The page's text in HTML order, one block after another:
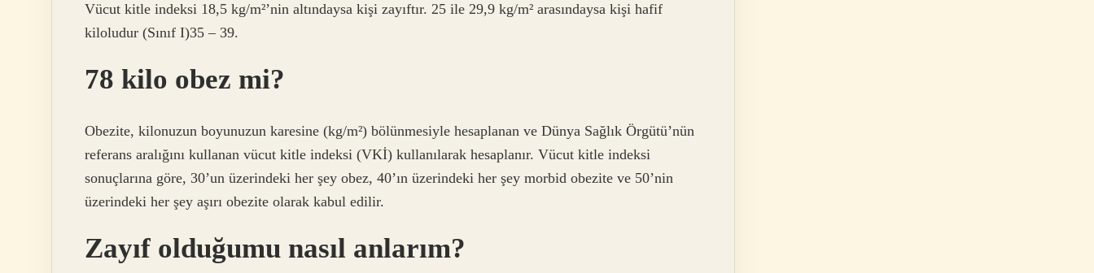
Vücut kitle indeksi 18,5 kg/m²’nin altındaysa kişi zayıftır. 25 ile 29,9 kg/m² arasındaysa kişi hafif
kiloludur (Sınıf I)35 – 39.
78 kilo obez mi?
Obezite, kilonuzun boyunuzun karesine (kg/m²) bölünmesiyle hesaplanan ve Dünya Sağlık Örgütü’nün
referans aralığını kullanan vücut kitle indeksi (VKİ) kullanılarak hesaplanır. Vücut kitle indeksi
sonuçlarına göre, 30’un üzerindeki her şey obez, 40’ın üzerindeki her şey morbid obezite ve 50’nin
üzerindeki her şey aşırı obezite olarak kabul edilir.
Zayıf olduğumu nasıl anlarım?